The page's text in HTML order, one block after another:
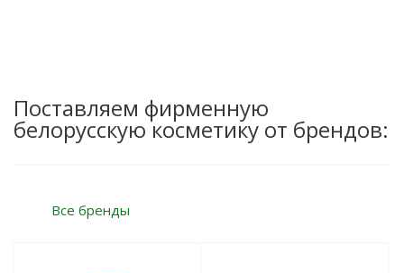
Поставляем фирменную
белорусскую косметику от брендов:
Все бренды